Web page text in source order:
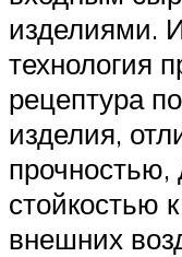
изделиями.
технология
рецептура
изделия,
прочностью,
стойкостью
внешних